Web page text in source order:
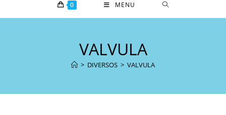
0 MENU
VALVULA
> DIVERSOS > VALVULA